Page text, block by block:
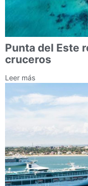
Punta del Este
cruceros
Leer más